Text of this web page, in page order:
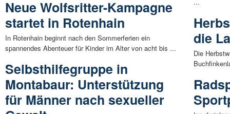
Neue Wolfsritter-Kampagne
startet in Rotenhain
In Rotenhain beginnt nach den Sommerferien ein
spannendes Abenteuer für Kinder im Alter von acht bis ...
Selbsthilfegruppe in
Montabaur: Unterstützung
für Männer nach sexueller
die
Die